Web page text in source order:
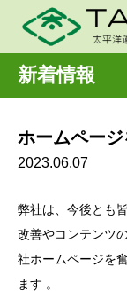
新着情報
ホームペー
2023.06.07
弊社は、今後とも
改善やコンテンツ
社ホームページを
ます 。